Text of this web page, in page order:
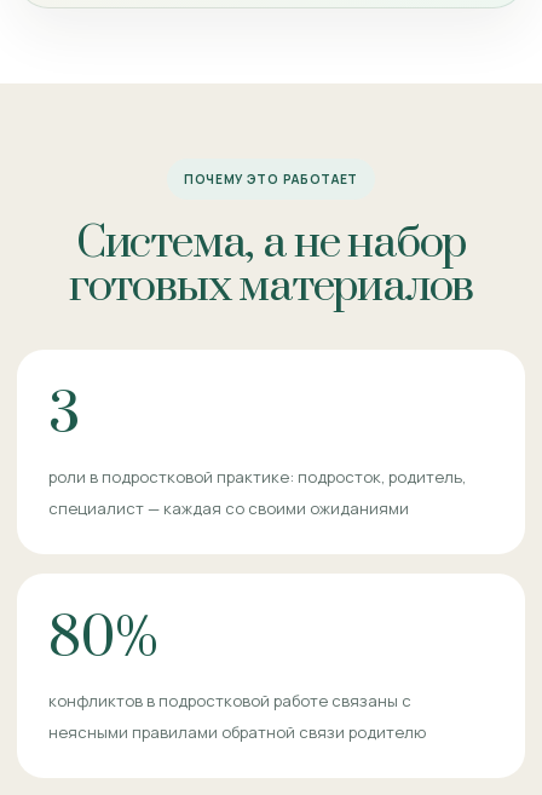
ПОЧЕМУ ЭТО РАБОТАЕТ
Система, а не набор
готовых материалов
3
роли в подростковой практике: подросток, родитель,
специалист — каждая со своими ожиданиями
80%
конфликтов в подростковой работе связаны с
неясными правилами обратной связи родителю